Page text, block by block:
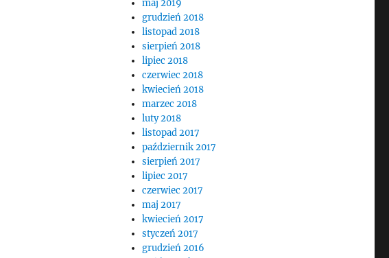
maj 2019
grudzień 2018
listopad 2018
sierpień 2018
lipiec 2018
czerwiec 2018
kwiecień 2018
marzec 2018
luty 2018
listopad 2017
październik 2017
sierpień 2017
lipiec 2017
czerwiec 2017
maj 2017
kwiecień 2017
styczeń 2017
grudzień 2016